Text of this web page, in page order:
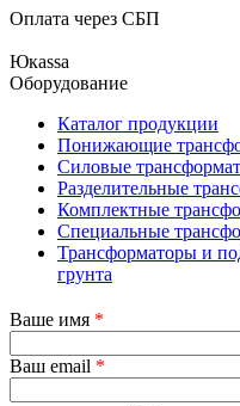
Оплата через СБП
Юкаssа
Оборудование
Каталог продукции
Понижающие
Силовые
Разделительные
Комплектные
Специальные
Трансформаторы и
грунта
Ваше имя *
Ваш email *